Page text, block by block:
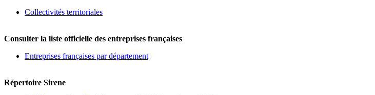
Collectivités territoriales
Consulter la liste officielle des entreprises françaises
Entreprises françaises par département
Répertoire Sirene